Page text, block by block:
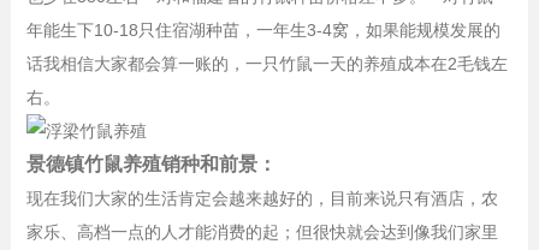
年能生下10-18只住宿湖种苗，一年生3-4窝，如果能规模发展的
话我相信大家都会算一账的，一只竹鼠一天的养殖成本在2毛钱左
右。
景德镇竹鼠养殖销种和前景：
现在我们大家的生活肯定会越来越好的，目前来说只有酒店，农
家乐、高档一点的人才能消费的起；但很快就会达到像我们家里